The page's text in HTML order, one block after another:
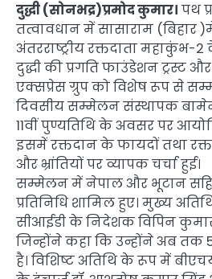
दुद्धी (सोनभद्र)प्रमोद कुमार। पथ
तत्वावधान में सासाराम (बिहार
अंतरराष्ट्रीय रक्तदाता
दुद्धी की प्रगति फाउंडेशन ट्रस्ट
एक्सप्रेस ग्रुप को विशेष रूप से
दिवसीय सम्मेलन संस्थापक
11वीं पुण्यतिथि के अवसर पर
इसमें रक्तदान के फायदों तथा
और भ्रांतियों पर व्यापक चर्चा हुई।
सम्मेलन में नेपाल और भूटान
प्रतिनिधि शामिल हुए। मुख्य
सीआईडी के निदेशक विपिन कुमार
जिन्होंने कहा कि उन्होंने अब तक
है। विशिष्ट अतिथि के रूप में